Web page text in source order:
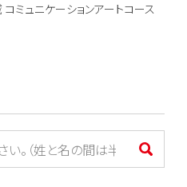
ミュニケーションアートコース
検索